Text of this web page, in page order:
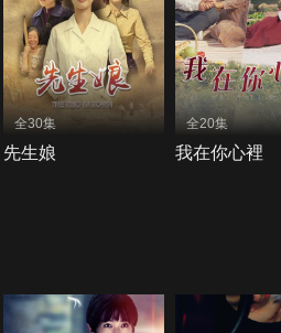
全30集
先生娘
全20集
我在你心裡